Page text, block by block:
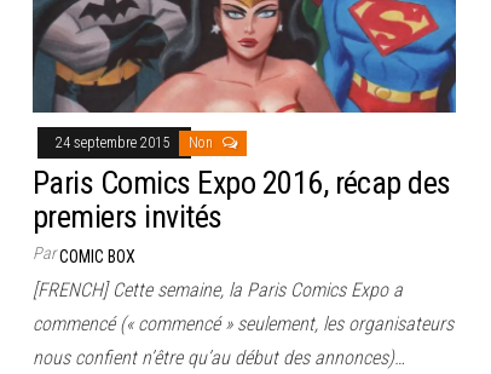
24 septembre 2015 Non
Paris Comics Expo 2016, récap des
premiers invités
ParCOMIC BOX
[FRENCH] Cette semaine, la Paris Comics Expo a
commencé (« commencé » seulement, les organisateurs
nous confient n’être qu’au début des annonces)…